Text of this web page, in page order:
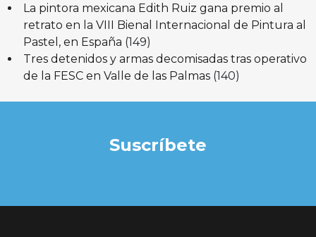
La pintora mexicana Edith Ruiz gana premio al
retrato en la VIII Bienal Internacional de Pintura al
Pastel, en España (149)
Tres detenidos y armas decomisadas tras operativo
de la FESC en Valle de las Palmas (140)
Suscríbete